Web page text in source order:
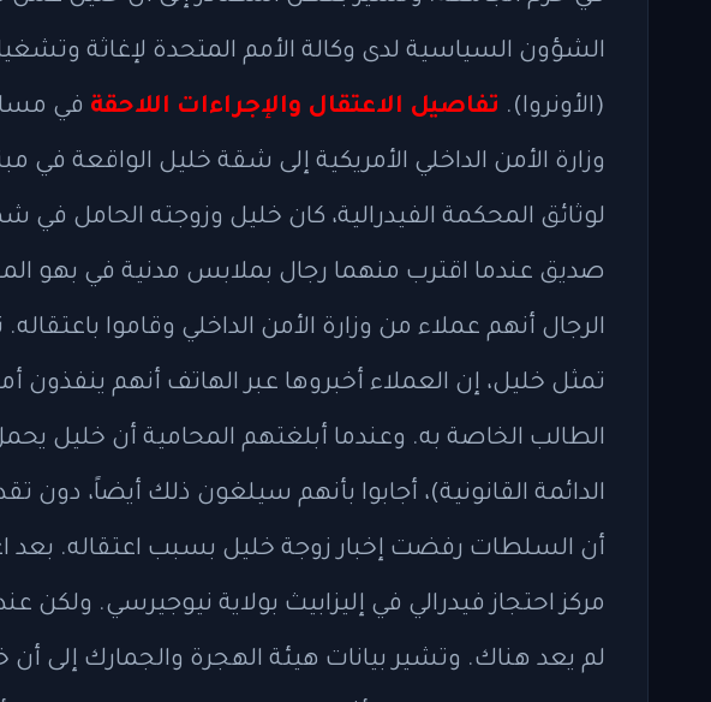
الشؤون السياسية لدى وكالة الأمم المتحدة لإغاثة
(الأونروا). تفاصيل الاعتقال والإجراءات اللاحقة في
وزارة الأمن الداخلي الأمريكية إلى شقة خليل الواقعة في
لوثائق المحكمة الفيدرالية، كان خليل وزوجته الحامل في
صديق عندما اقترب منهما رجال بملابس مدنية في بهو
الرجال أنهم عملاء من وزارة الأمن الداخلي وقاموا
تمثل خليل، إن العملاء أخبروها عبر الهاتف أنهم ينفذون
الطالب الخاصة به. وعندما أبلغتهم المحامية أن خليل
الدائمة القانونية)، أجابوا بأنهم سيلغون ذلك أيضاً،
أن السلطات رفضت إخبار زوجة خليل بسبب اعتقاله. بعد
مركز احتجاز فيدرالي في إليزابيث بولاية نيوجيرسي. ولكن
لم يعد هناك. وتشير بيانات هيئة الهجرة والجمارك إلى أن